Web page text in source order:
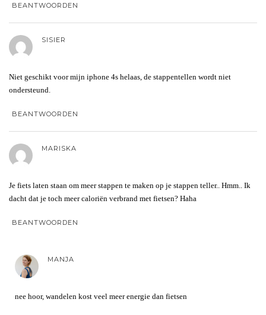
BEANTWOORDEN
SISIER
Niet geschikt voor mijn iphone 4s helaas, de stappentellen wordt niet
ondersteund.
BEANTWOORDEN
MARISKA
Je fiets laten staan om meer stappen te maken op je stappen teller.. Hmm.. Ik
dacht dat je toch meer caloriën verbrand met fietsen? Haha
BEANTWOORDEN
MANJA
nee hoor, wandelen kost veel meer energie dan fietsen